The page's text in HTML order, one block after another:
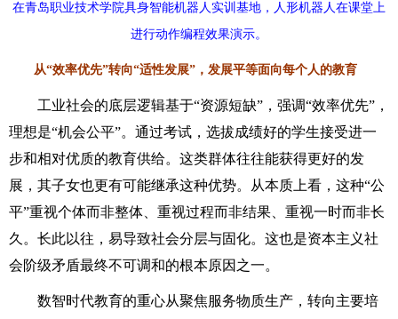
在青岛职业技术学院具身智能机器人实训基地，人形机器人在课堂上
进行动作编程效果演示。
从“效率优先”转向“适性发展”，发展平等面向每个人的教育
工业社会的底层逻辑基于“资源短缺”，强调“效率优先”，
理想是“机会公平”。通过考试，选拔成绩好的学生接受进一
步和相对优质的教育供给。这类群体往往能获得更好的发
展，其子女也更有可能继承这种优势。从本质上看，这种“公
平”重视个体而非整体、重视过程而非结果、重视一时而非长
久。长此以往，易导致社会分层与固化。这也是资本主义社
会阶级矛盾最终不可调和的根本原因之一。
数智时代教育的重心从聚焦服务物质生产，转向主要培